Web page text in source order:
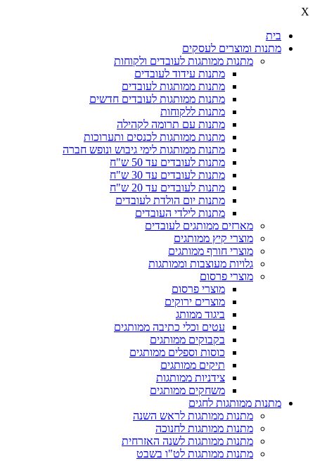
X
בית
מתנות ומוצרים לעסקים
מתנות ממותגות לעובדים ולקוחות
מתנות עידוד לעובדים
מתנות ממותגות לעובדים
מתנות ממותגות לעובדים חדשים
מתנות ללקוחות
מתנות עם תרומה לקהילה
מתנות ממותגות לכנסים ותערוכות
מתנות ממותגות לימי גיבוש ונופש חברה
מתנות לעובדים עד 50 ש"ח
מתנות לעובדים עד 30 ש"ח
מתנות לעובדים עד 20 ש"ח
מתנות יום הולדת לעובדים
מתנות לילדי העובדים
מארזים ממותגים לעובדים
מוצרי קיץ ממותגים
מוצרי חורף ממותגים
גלויות מעוצבות וממותגות
מוצרי פרסום
מוצרי פרסום
מוצרים ירוקים
ביגוד ממותג
עטים וכלי כתיבה ממותגים
בקבוקים ממותגים
כוסות וספלים ממותגים
תיקים ממותגים
צידניות ממותגות
משחקים ממותגים
מתנות ממותגות לחגים
מתנות ממותגות לראש השנה
מתנות ממותגות לחנוכה
מתנות ממותגות לשנה האזרחית
מתנות ממותגות לט"ו בשבט